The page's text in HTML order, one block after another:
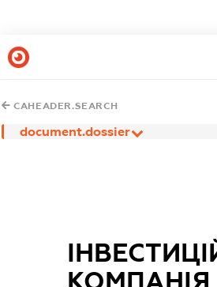
CAHEADER.SEARCH
document.dossier